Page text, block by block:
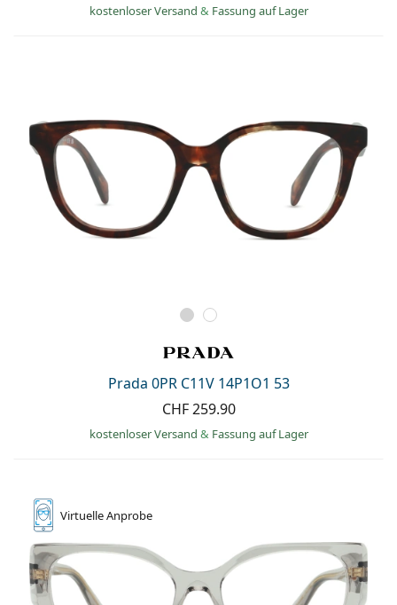
kostenloser Versand & Fassung auf Lager
Prada 0PR C11V 14P1O1 53
CHF 259.90
kostenloser Versand & Fassung auf Lager
VirtuelleAnprobe